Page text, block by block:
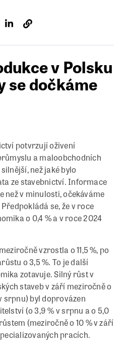
v Polsku
se dočkáme
potvrzují oživení
a maloobchodních
než jaké bylo
ze stavebnictví. Informace
než v minulosti, očekáváme
se, že v roce
o 0,4 % a v roce 2024
vzrostla o 11,5 %, po
o 3,5 %. To je další
zotavuje. Silný růst v
staveb v září meziročně o
srpnu) byl doprovázen
(o 3,9 % v srpnu a o 5,0
(meziročně o 10 % v září
pracích.